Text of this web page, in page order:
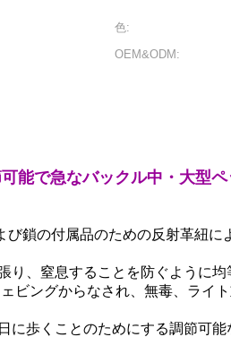
色:
OEM&ODM:
能で急なバックル中・大型
鎖の付属品のための反射革紐
、窒息することを防ぐように均
ビングからなされ、無毒、ライ
歩くことのためにする調節可